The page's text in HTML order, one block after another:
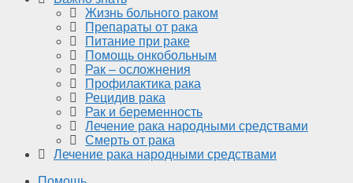
Жизнь больного раком
Препараты от рака
Питание при раке
Помощь онкобольным
Рак – осложнения
Профилактика рака
Рецидив рака
Рак и беременность
Лечение рака народными средствами
Смерть от рака
Лечение рака народными средствами